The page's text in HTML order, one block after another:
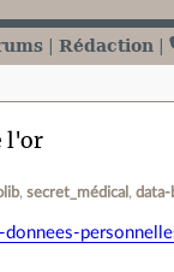
Rédaction
l'or
secret_médical